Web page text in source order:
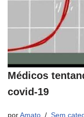
Médicos
covid-19
por Amato Sem